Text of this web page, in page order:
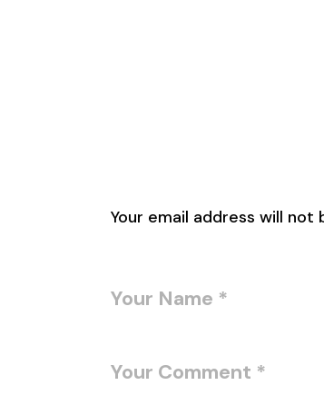
Your email address will not